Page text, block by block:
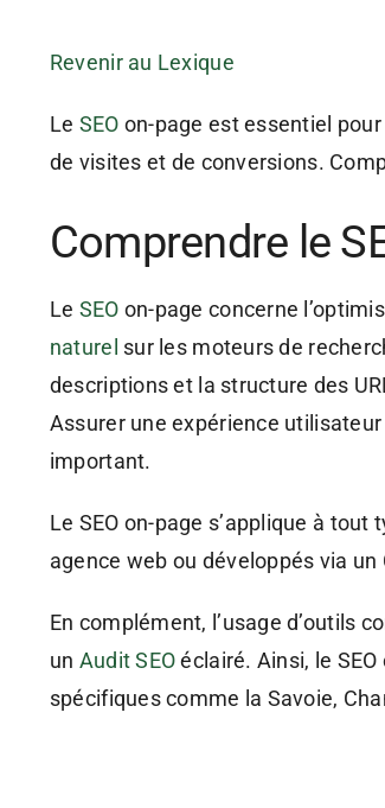
Revenir au Lexique
Le SEO on-page est essentiel
de visites et de conversions.
Comprendre le
Le SEO on-page concerne
naturel sur les moteurs de
descriptions et la structure des
Assurer une expérience
important.
Le SEO on-page s’applique à tout
agence web ou développés via
En complément, l’usage d’outils
un Audit SEOéclairé. Ainsi, le
spécifiques comme la Savoie,